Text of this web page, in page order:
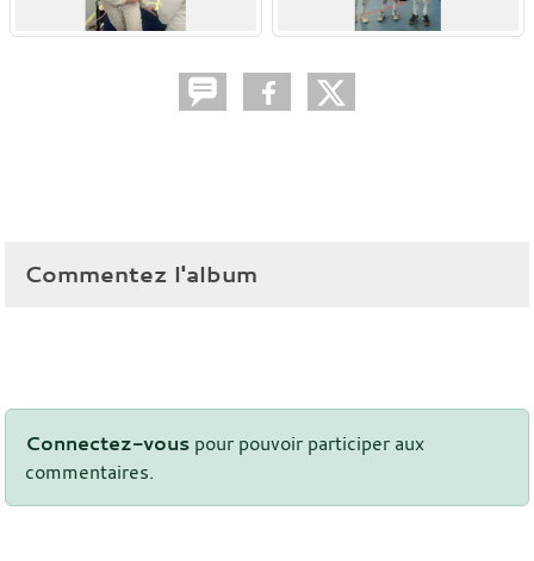
Commentez l'album
Connectez-vous pour pouvoir participer aux
commentaires.